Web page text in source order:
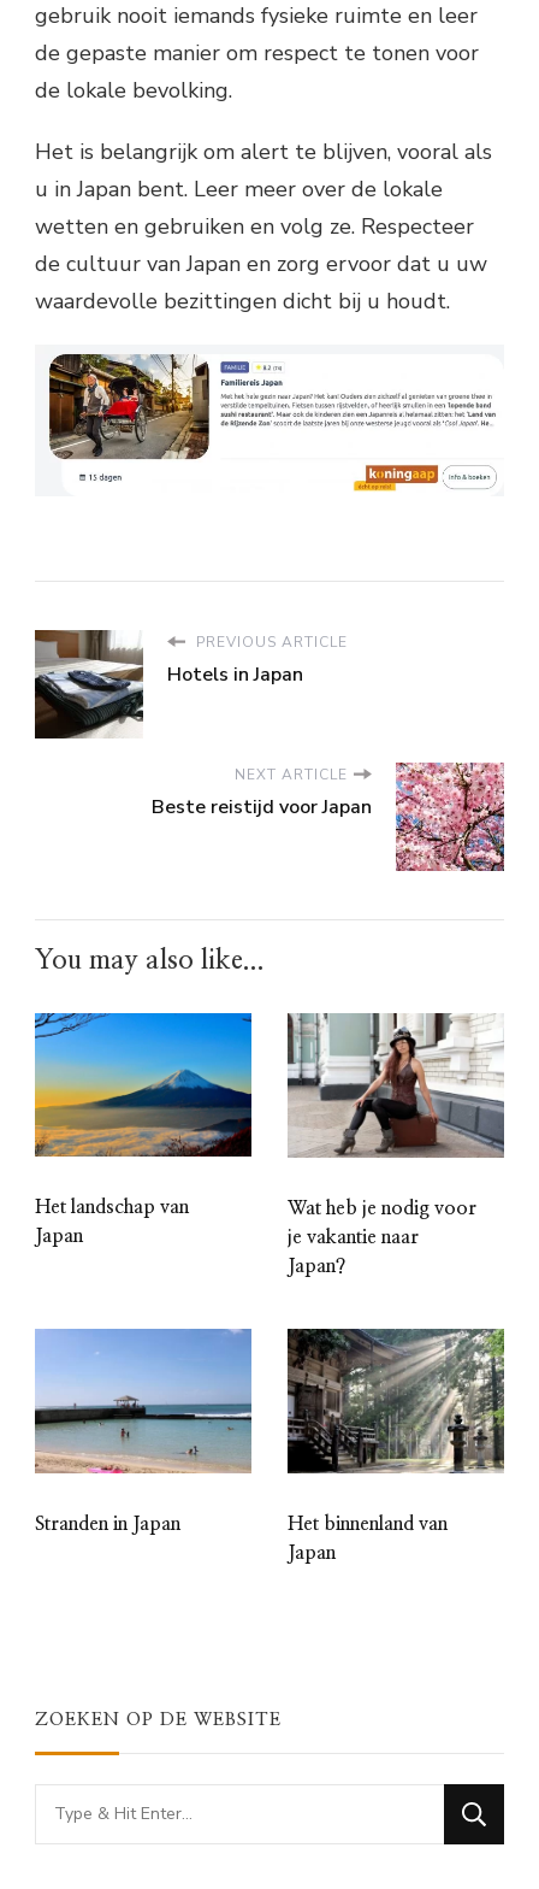
gebruik nooit iemands fysieke ruimte en leer
de gepaste manier om respect te tonen voor
de lokale bevolking.
Het is belangrijk om alert te blijven, vooral als
u in Japan bent. Leer meer over de lokale
wetten en gebruiken en volg ze. Respecteer
de cultuur van Japan en zorg ervoor dat u uw
waardevolle bezittingen dicht bij u houdt.
PREVIOUS ARTICLE
Hotels in Japan
NEXT ARTICLE
Beste reistijd voor Japan
You may also like...
Het landschap van
Japan
Wat heb je nodig voor
je vakantie naar
Japan?
Stranden in Japan
Het binnenland van
Japan
ZOEKEN OP DE WEBSITE
Looking
for